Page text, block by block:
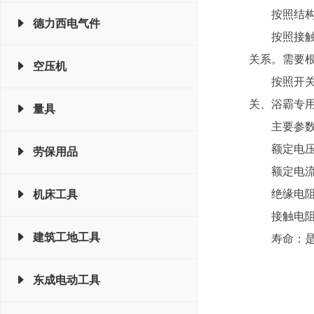
德力西电气件
空压机
量具
劳保用品
机床工具
建筑工地工具
东成电动工具
按照结
按照接
关系。需要
按照开
关、浴霸专
主要参
额定电
额定电
绝缘电
接触电
寿命：